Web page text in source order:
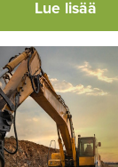
Lue lisää